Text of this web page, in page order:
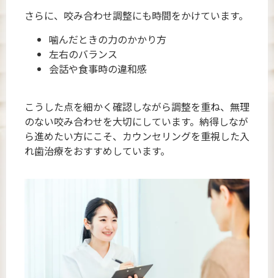
さらに、咬み合わせ調整にも時間をかけています。
噛んだときの力のかかり方
左右のバランス
会話や食事時の違和感
こうした点を細かく確認しながら調整を重ね、無理
のない咬み合わせを大切にしています。納得しなが
ら進めたい方にこそ、カウンセリングを重視した入
れ歯治療をおすすめしています。